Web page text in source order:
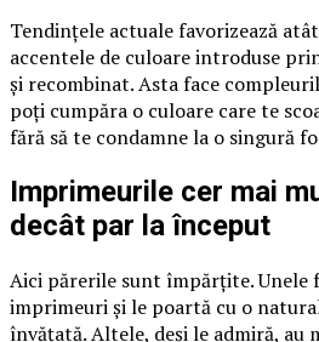
Tendințele actuale favorizează
accentele de culoare introduse
și recombinat. Asta face
poți cumpăra o culoare care te
fără să te condamne la o singură
Imprimeurile cer mai
decât par la început
Aici părerile sunt împărțite. Unele
imprimeuri și le poartă cu o
învățată. Altele, deși le admiră, au